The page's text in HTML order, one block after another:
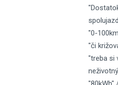
"0-
"či
"treba si